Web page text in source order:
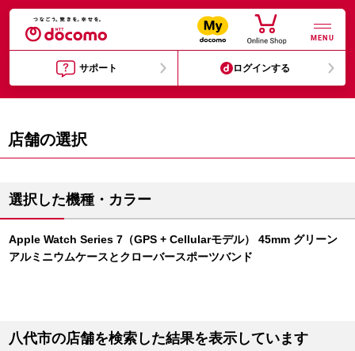
MENU
サポート ログインする
店舗の選択
選択した機種・カラー
Apple Watch Series 7（GPS + Cellularモデル） 45mm グリーン
アルミニウムケースとクローバースポーツバンド
八代市の店舗を検索した結果を表示しています